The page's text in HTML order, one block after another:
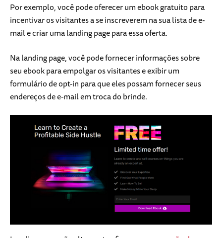
Por exemplo, você pode oferecer um ebook gratuito para
incentivar os visitantes a se inscreverem na sua lista de e-
mail e criar uma landing page para essa oferta.
Na landing page, você pode fornecer informações sobre
seu ebook para empolgar os visitantes e exibir um
formulário de opt-in para que eles possam fornecer seus
endereços de e-mail em troca do brinde.